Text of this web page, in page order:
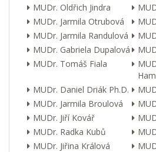
MUDr. Oldřich Jindra
MUDr. Jarmila Otrubová
MUDr. Jarmila Randulová
MUDr. Gabriela Dupalová
MUDr. Tomáš Fiala
MUDr. Daniel Driák Ph.D.
MUDr. Jarmila Broulová
MUDr. Jiří Kovář
MUDr. Radka Kubů
MUDr. Jiřina Králová